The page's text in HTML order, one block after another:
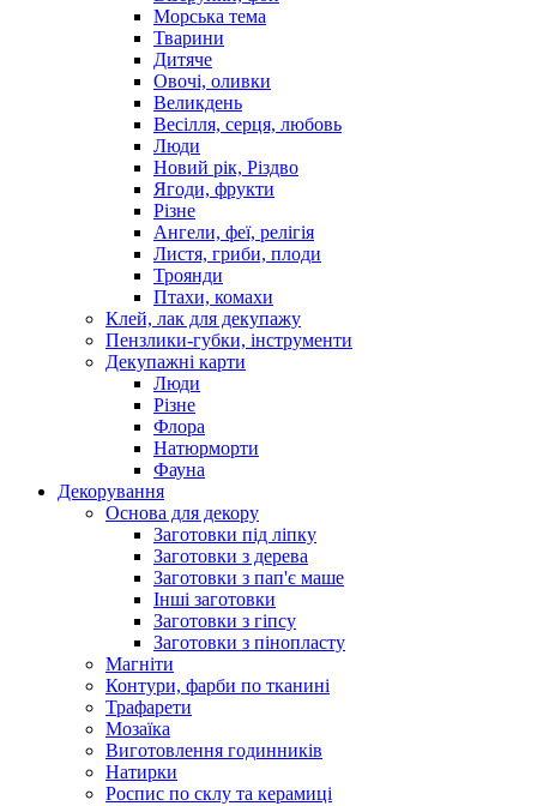
Морська тема
Тварини
Дитяче
Овочі, оливки
Великдень
Весілля, серця, любовь
Люди
Новий рік, Різдво
Ягоди, фрукти
Різне
Ангели, феї, релігія
Листя, гриби, плоди
Троянди
Птахи, комахи
Клей, лак для декупажу
Пензлики-губки, інструменти
Декупажні карти
Люди
Різне
Флора
Натюрморти
Фауна
Декорування
Основа для декору
Заготовки під ліпку
Заготовки з дерева
Заготовки з пап'є маше
Інші заготовки
Заготовки з гіпсу
Заготовки з пінопласту
Магніти
Контури, фарби по тканині
Трафарети
Мозаїка
Виготовлення годинників
Натирки
Роспис по склу та керамиці